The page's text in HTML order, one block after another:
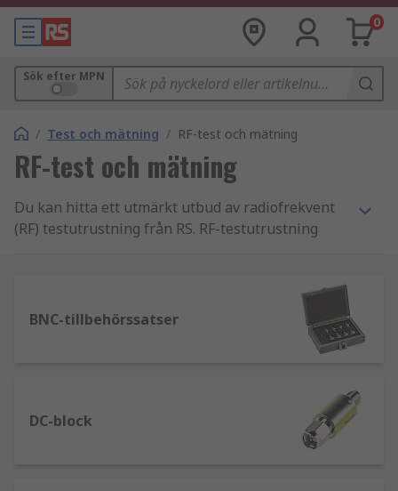
0
Sök efter MPN
/ Test och mätning / RF-test och mätning
RF-test och mätning
Du kan hitta ett utmärkt utbud av radiofrekvent
(RF) testutrustning från RS. RF-testutrustning
trådlösa nätverk krävs grundlig testning, och
att dessa trådlösa nätverk optimeras till sin fulla
kapacitet. Denna utrustning finns tillgänglig med
ett komplett sortiment av tillbehör från ledande
BNC-tillbehörssatser
DC-block